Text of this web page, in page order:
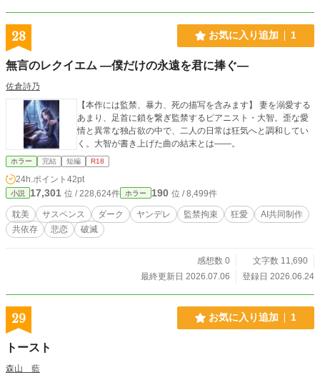
28 お気に入り追加 1
無言のレクイエム ―僕だけの永遠を君に捧ぐ―
佐倉詩乃
【本作には監禁、暴力、死の描写を含みます】 妻を溺愛する
あまり、足首に鎖を繋ぎ監禁するピアニスト・大智。歪な愛
情と異常な独占欲の中で、二人の日常は狂気へと調和してい
く。大智が書き上げた曲の結末とは――。
ホラー 完結 短編 R18
24h.ポイント 42pt
小説 17,301 位 / 228,624件 ホラー 190 位 / 8,499件
耽美 サスペンス ダーク ヤンデレ 監禁拘束 狂愛
AI共同制作
共依存
悲恋 破滅
感想数 0
文字数 11,690
最終更新日 2026.07.06
登録日 2026.06.24
29 お気に入り追加 1
トースト
森山 藍